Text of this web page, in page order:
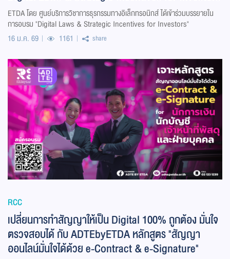
ETDA โดย ศูนย์บริการวิชาการธุรกรรมทางอิเล็กทรอนิกส์ ได้เข้าร่วมบรรยายใน
การอบรม "Digital Laws & Strategic Incentives for Investors"
16 ม.ค. 69
1161 share
RCC
เปลี่ยนการทำสัญญาให้เป็น Digital 100% ถูกต้อง มั่นใจ
ตรวจสอบได้ กับ ADTEbyETDA หลักสูตร "สัญญา
ออนไลน์มั่นใจได้ด้วย e-Contract & e-Signature"